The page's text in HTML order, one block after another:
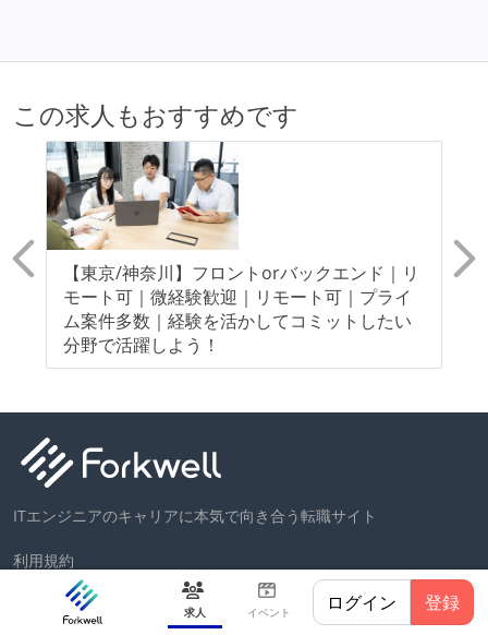
求人 イベント ログイン 登録
この求人もおすすめです
【東京/神奈川】フロントorバックエンド｜リ
モート可｜微経験歓迎｜リモート可｜プライ
ム案件多数｜経験を活かしてコミットしたい
分野で活躍しよう！
ITエンジニアのキャリアに本気で向き合う転職サイト
利用規約
プライバシーポリシー
お問い合わせ